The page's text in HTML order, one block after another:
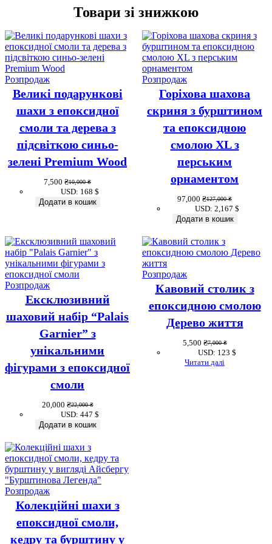
Товари зі знижкою
РозпродажТовар
зі
знижкою
Великі подарункові
шахи з епоксидної
смоли та дерева з
підсвіткою синьо-
зелені Premium Wood
10,000₴
Оригінальна
ціна:
10,000 ₴.
7,500 ₴Поточна
ціна:
7,500 ₴.
USD: 168 $
Додати в кошик
РозпродажТовар
знижкою
Горіхова шахова
скриня з бурштином
та епоксидною
смолою XL з
перським
орнаментом
127,000₴
Оригінальна
ціна:
127,000 ₴.
97,000 ₴Поточна
ціна:
97,000 ₴.
USD: 2,167 $
Додати в кошик
РозпродажТовар
знижкою
Ексклюзивний
шаховий набір “Palais
Garnier” з
унікальними
фігурами з епоксидної
смоли
22,000₴
Оригінальна
ціна:
22,000 ₴.
20,000 ₴
Поточна
ціна:
20,000 ₴.
USD: 447 $
Додати в кошик
РозпродажТовар
знижкою
Кавовий столик з
епоксидною смолою
Дерево життя
7,000₴
Оригінальна
ціна:
7,000 ₴.
5,500 ₴
Поточна
ціна:
5,500 ₴.
USD: 123 $
Читати далі
РозпродажТовар
знижкою
Колекційні шахи з
епоксидної смоли,
кедру та бурштину у